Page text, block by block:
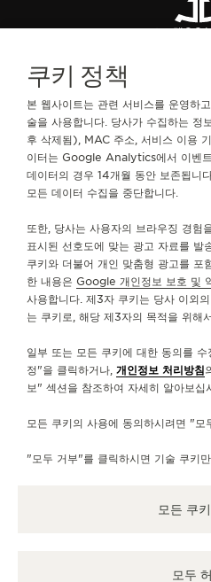
스트랩
팔로우
예거 르쿨트르 인스타
예거 르쿨트르
예거 르예
뉴스레터 구
문의하기
서비스
문의하기
내 접근성
카피라이트 JAEGER-
호: 102-81-41612 │ 이진원 / JINWON
쿠키 정책
본 웹사이트는 관련 서비스를 운영하
술을 사용합니다. 당사가 수집하는 정
후 삭제됨), MAC 주소, 서비스 이용
이터는 Google Analytics에서 이벤
데이터의 경우 14개월 동안 보존됩니
모든 데이터 수집을 중단합니다.
또한, 당사는 사용자의 브라우징 경험
표시된 선호도에 맞는 광고 자료를 발
쿠키와 더불어 개인 맞춤형 광고를
한 내용은 Google 개인정보 보호 및
사용합니다. 제3자 쿠키는 당사 이외
는 쿠키로, 해당 제3자의 목적을 위해
일부 또는 모든 쿠키에 대한 동의를
정"을 클릭하거나, 개인정보 처리방침
보" 섹션을 참조하여 자세히 알아보십
모든 쿠키의 사용에 동의하시려면 "모
"모두 거부"를 클릭하시면 기술 쿠키
모든 쿠
모두